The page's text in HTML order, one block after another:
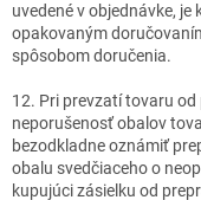
uvedené v objednávke,
opakovaným
spôsobom doručenia.
12. Pri prevzatí tovaru
neporušenosť obalov
bezodkladne oznámiť
obalu svedčiaceho o
kupujúci zásielku od